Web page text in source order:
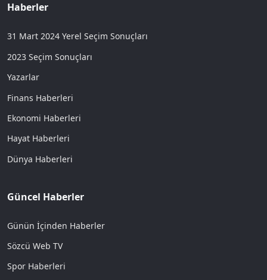
Haberler
31 Mart 2024 Yerel Seçim Sonuçları
2023 Seçim Sonuçları
Yazarlar
Finans Haberleri
Ekonomi Haberleri
Hayat Haberleri
Dünya Haberleri
Güncel Haberler
Günün İçinden Haberler
Sözcü Web TV
Spor Haberleri